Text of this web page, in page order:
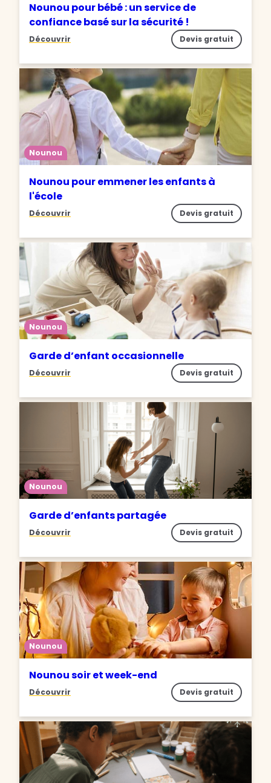
Nounou pour bébé : un service de
confiance basé sur la sécurité !
Découvrir Devis gratuit
Nounou
Nounou pour emmener les enfants à
l'école
Découvrir Devis gratuit
Nounou
Garde d’enfant occasionnelle
Découvrir Devis gratuit
Nounou
Garde d’enfants partagée
Découvrir Devis gratuit
Nounou
Nounou soir et week-end
Découvrir Devis gratuit